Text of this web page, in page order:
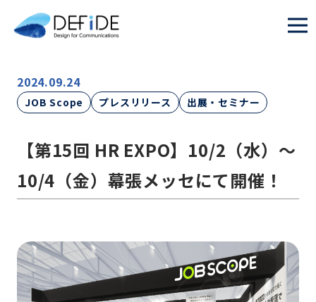
2024.09.24
JOB Scope プレスリリース 出展・セミナー
【第15回 HR EXPO】10/2（水）～
10/4（金）幕張メッセにて開催！